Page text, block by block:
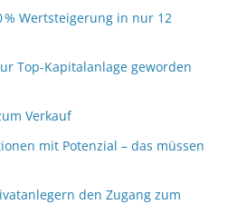
% Wertsteigerung in nur 12
Top-Kapitalanlage geworden
Verkauf
mit Potenzial – das müssen
den Zugang zum